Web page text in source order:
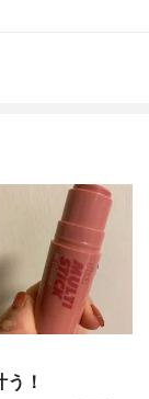
！